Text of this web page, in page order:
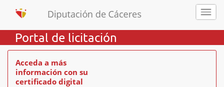
Portal de licitación
Acceda a más
información con su
certificado digital